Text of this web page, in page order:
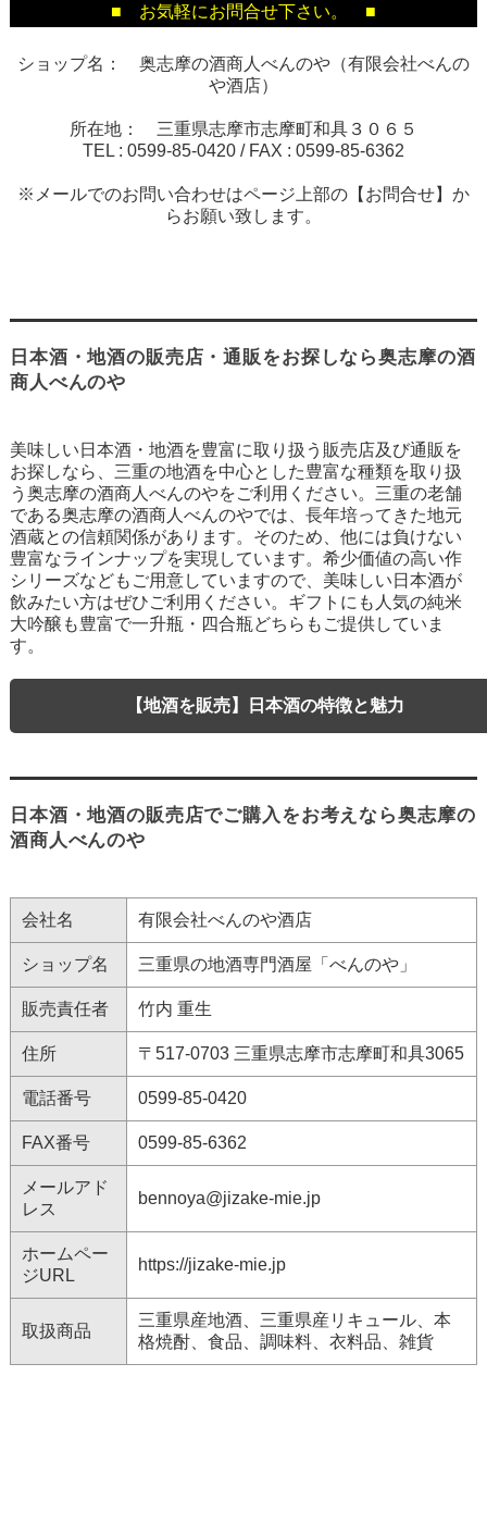
■ お気軽にお問合せ下さい。 ■
ショップ名： 奥志摩の酒商人べんのや（有限会社べんの
や酒店）
所在地： 三重県志摩市志摩町和具３０６５
TEL : 0599-85-0420 / FAX : 0599-85-6362
※メールでのお問い合わせはページ上部の【お問合せ】か
らお願い致します。
日本酒・地酒の販売店・通販をお探しなら奥志摩の酒
商人べんのや
美味しい日本酒・地酒を豊富に取り扱う販売店及び通販を
お探しなら、三重の地酒を中心とした豊富な種類を取り扱
う奥志摩の酒商人べんのやをご利用ください。三重の老舗
である奥志摩の酒商人べんのやでは、長年培ってきた地元
酒蔵との信頼関係があります。そのため、他には負けない
豊富なラインナップを実現しています。希少価値の高い作
シリーズなどもご用意していますので、美味しい日本酒が
飲みたい方はぜひご利用ください。ギフトにも人気の純米
大吟醸も豊富で一升瓶・四合瓶どちらもご提供していま
す。
【地酒を販売】日本酒の特徴と魅力
日本酒・地酒の販売店でご購入をお考えなら奥志摩の
酒商人べんのや
会社名 有限会社べんのや酒店
ショップ名 三重県の地酒専門酒屋「べんのや」
販売責任者 竹内 重生
住所 〒517-0703 三重県志摩市志摩町和具3065
電話番号 0599-85-0420
FAX番号 0599-85-6362
メールアド
レス
bennoya@jizake-mie.jp
ホームペー
ジURL
https://jizake-mie.jp
取扱商品
三重県産地酒、三重県産リキュール、本
格焼酎、食品、調味料、衣料品、雑貨